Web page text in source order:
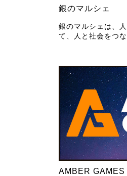
銀のマルシェ
銀のマルシェは、
て、人と社会をつ
AMBER GAMES